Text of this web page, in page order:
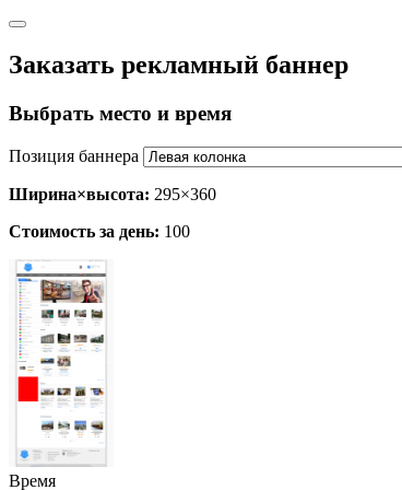
Заказать рекламный баннер
Выбрать место и время
Позиция баннера
Ширина×высота: 295×360
Стоимость за день: 100
Время